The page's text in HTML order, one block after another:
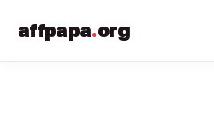
affpapa.org